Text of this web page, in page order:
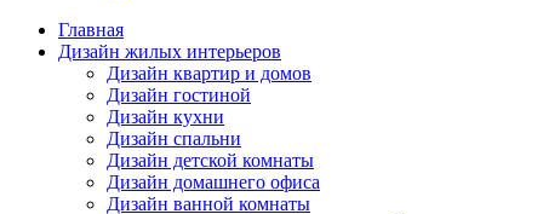
Главная
Дизайн жилых интерьеров
Дизайн квартир и домов
Дизайн гостиной
Дизайн кухни
Дизайн спальни
Дизайн детской комнаты
Дизайн домашнего офиса
Дизайн ванной комнаты